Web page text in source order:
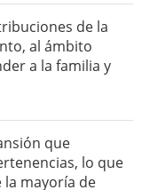
de la
al ámbito
a la familia y
que
lo que
la mayoría de